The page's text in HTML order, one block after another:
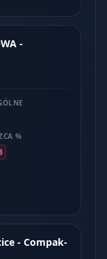
-
%
- Compak-